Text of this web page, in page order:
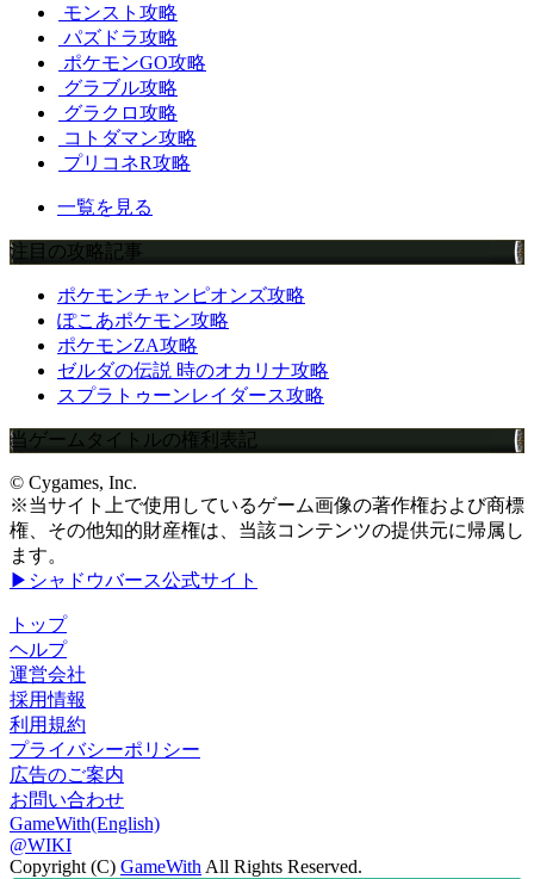
モンスト攻略
パズドラ攻略
ポケモンGO攻略
グラブル攻略
グラクロ攻略
コトダマン攻略
プリコネR攻略
一覧を見る
注目の攻略記事
ポケモンチャンピオンズ攻略
ぽこあポケモン攻略
ポケモンZA攻略
ゼルダの伝説 時のオカリナ攻略
スプラトゥーンレイダース攻略
当ゲームタイトルの権利表記
© Cygames, Inc.
※当サイト上で使用しているゲーム画像の著作権および商標
権、その他知的財産権は、当該コンテンツの提供元に帰属し
ます。
▶シャドウバース公式サイト
トップ
ヘルプ
運営会社
採用情報
利用規約
プライバシーポリシー
広告のご案内
お問い合わせ
GameWith(English)
@WIKI
Copyright (C) GameWith All Rights Reserved.